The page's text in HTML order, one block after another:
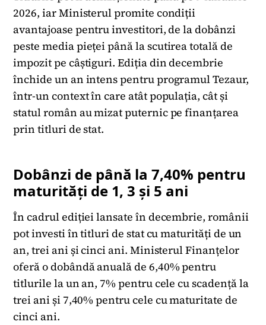
2026, iar Ministerul promite condiții
avantajoase pentru investitori, de la dobânzi
peste media pieței până la scutirea totală de
impozit pe câștiguri. Ediția din decembrie
închide un an intens pentru programul Tezaur,
într-un context în care atât populația, cât și
statul român au mizat puternic pe finanțarea
prin titluri de stat.
Dobânzi de până la 7,40% pentru
maturități de 1, 3 și 5 ani
În cadrul ediției lansate în decembrie, românii
pot investi în titluri de stat cu maturități de un
an, trei ani și cinci ani. Ministerul Finanțelor
oferă o dobândă anuală de 6,40% pentru
titlurile la un an, 7% pentru cele cu scadență la
trei ani și 7,40% pentru cele cu maturitate de
cinci ani.